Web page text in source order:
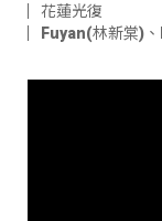
花蓮光復
Fuyan(林新棠) 、